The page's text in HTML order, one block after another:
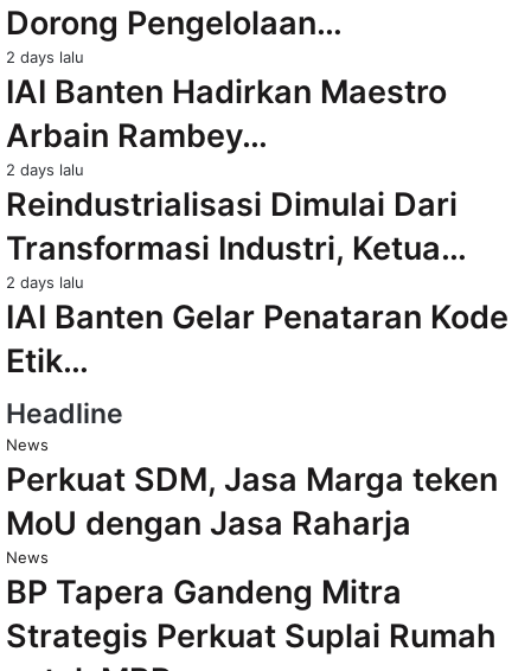
Dorong Pengelolaan…
2 days lalu
IAI Banten Hadirkan Maestro
Arbain Rambey…
2 days lalu
Reindustrialisasi Dimulai Dari
Transformasi Industri, Ketua…
2 days lalu
IAI Banten Gelar Penataran Kode
Etik…
Headline
News
Perkuat SDM, Jasa Marga teken
MoU dengan Jasa Raharja
News
BP Tapera Gandeng Mitra
Strategis Perkuat Suplai Rumah